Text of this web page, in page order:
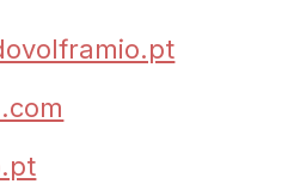
ribeirinhas
aves
e Mineiro